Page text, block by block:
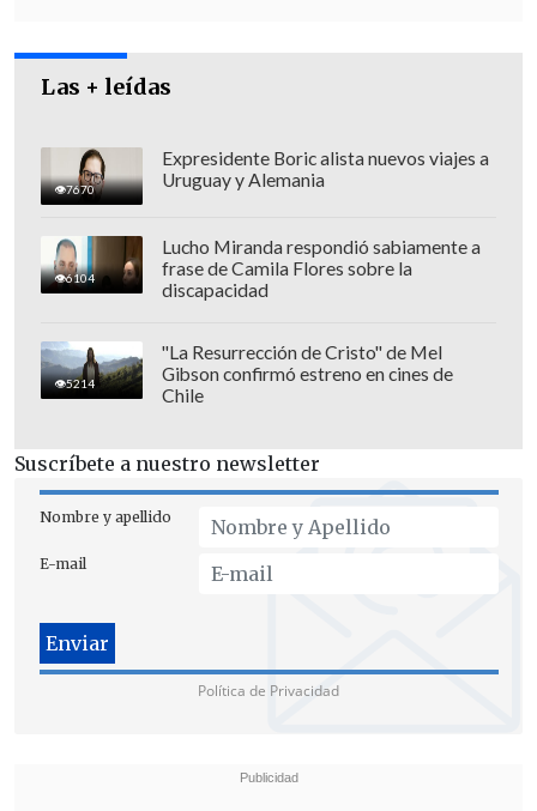
Las + leídas
7670
Expresidente Boric alista nuevos viajes a
Uruguay y Alemania
6104
Lucho Miranda respondió sabiamente a
frase de Camila Flores sobre la
discapacidad
5214
"La Resurrección de Cristo" de Mel
Gibson confirmó estreno en cines de
Chile
Suscríbete a nuestro newsletter
Nombre y apellido
E-mail
Política de Privacidad